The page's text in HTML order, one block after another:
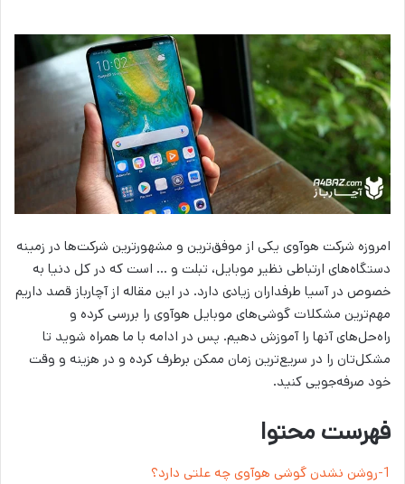
امروزه شرکت هوآوی یکی از موفق‌ترین و مشهورترین شرکت‌ها در زمینه
دستگاه‌های ارتباطی نظیر موبایل، تبلت و … است که در کل دنیا به
خصوص در آسیا طرفداران زیادی دارد. در این مقاله از آچارباز قصد داریم
مهم‌ترین مشکلات گوشی‌های موبایل هوآوی را بررسی کرده و
راه‌حل‌های آنها را آموزش دهیم. پس در ادامه با ما همراه شوید تا
مشکل‌تان را در سریع‌ترین زمان ممکن برطرف کرده و در هزینه و وقت
خود صرفه‌جویی کنید.
فهرست محتوا
1-روشن نشدن گوشی هوآوی چه علتی دارد؟